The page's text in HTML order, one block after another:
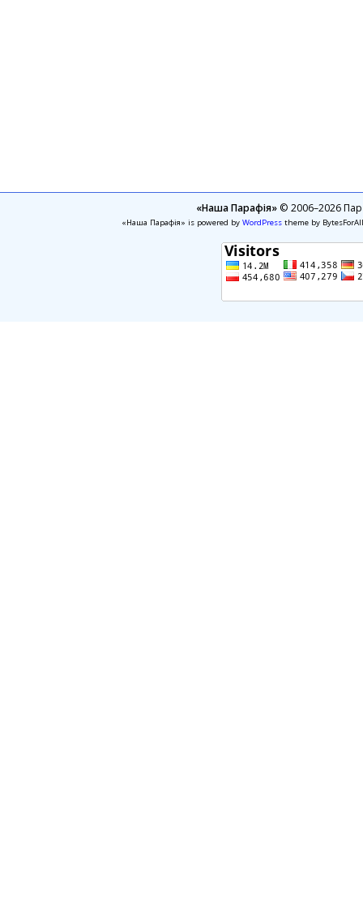
«Наша Парафія»© 2006–2026
«Наша Парафія» is powered by WordPresstheme by